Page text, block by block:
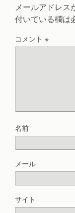
メールアドレス
付いている欄は
コメント ※
名前
メール
サイト